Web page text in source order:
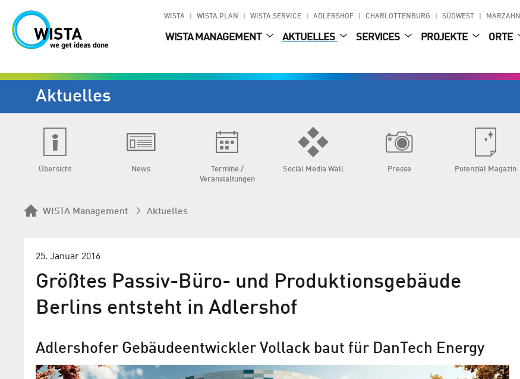
WISTA WISTA.PLAN WISTA.SERVICE ADLERSHOF CHARLOTTENBURG SÜDWEST MARZAHN
WISTA MANAGEMENT AKTUELLES SERVICES PROJEKTE ORTE
Aktuelles
Übersicht News
Termine /
Veranstaltungen
Social Media Wall Presse Potenzial Magazin
WISTA Management Aktuelles
25. Januar 2016
Größtes Passiv-Büro- und Produktionsgebäude
Berlins entsteht in Adlershof
Adlershofer Gebäudeentwickler Vollack baut für DanTech Energy